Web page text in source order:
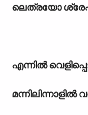
ലെത്രയോ
എന്നിൽ
മന്നിലിന്നാളിൽ